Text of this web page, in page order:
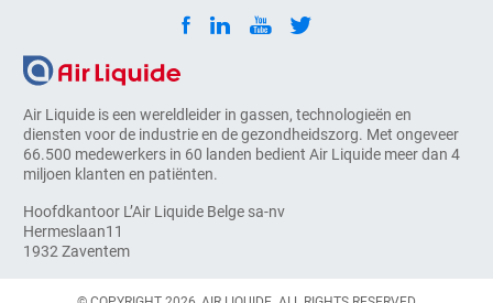
Air Liquide is een wereldleider in gassen, technologieën en
diensten voor de industrie en de gezondheidszorg. Met ongeveer
66.500 medewerkers in 60 landen bedient Air Liquide meer dan 4
miljoen klanten en patiënten.
Hoofdkantoor L’Air Liquide Belge sa-nv
Hermeslaan11
1932 Zaventem